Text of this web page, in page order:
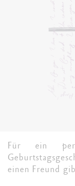
Für ein
einen Freund